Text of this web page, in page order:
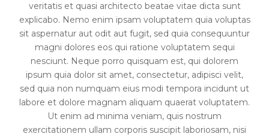
veritatis et quasi architecto beatae vitae dicta sunt
explicabo. Nemo enim ipsam voluptatem quia voluptas
sit aspernatur aut odit aut fugit, sed quia consequuntur
magni dolores eos qui ratione voluptatem sequi
nesciunt. Neque porro quisquam est, qui dolorem
ipsum quia dolor sit amet, consectetur, adipisci velit,
sed quia non numquam eius modi tempora incidunt ut
labore et dolore magnam aliquam quaerat voluptatem.
Ut enim ad minima veniam, quis nostrum
exercitationem ullam corporis suscipit laboriosam, nisi